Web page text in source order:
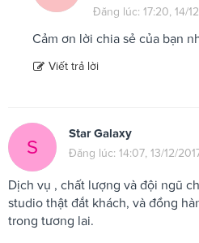
Đăng lúc: 17:20, 14/
Cảm ơn lời chia sẻ của bạn
Viết trả lời
S
Star Galaxy
Đăng lúc: 14:07, 13/12/
Dịch vụ , chất lượng và đội ngũ
studio thật đắt khách, và đồng
trong tương lai.